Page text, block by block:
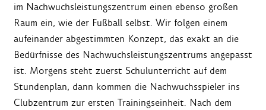
im Nachwuchsleistungszentrum einen ebenso großen
Raum ein, wie der Fußball selbst. Wir folgen einem
aufeinander abgestimmten Konzept, das exakt an die
Bedürfnisse des Nachwuchsleistungszentrums angepasst
ist. Morgens steht zuerst Schulunterricht auf dem
Stundenplan, dann kommen die Nachwuchsspieler ins
Clubzentrum zur ersten Trainingseinheit. Nach dem